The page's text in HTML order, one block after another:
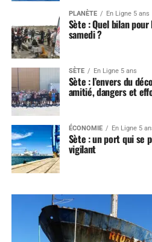
PLANÈTE En Ligne 5 ans
Sète : Quel bilan
samedi ?
SÈTE En Ligne 5 ans
Sète : l’envers du
amitié, dangers et
ÉCONOMIE En Ligne 5
Sète : un port qui se
vigilant